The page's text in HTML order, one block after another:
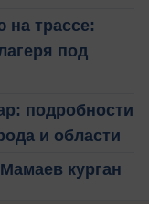
на трассе:
под
подробности
и области
курган